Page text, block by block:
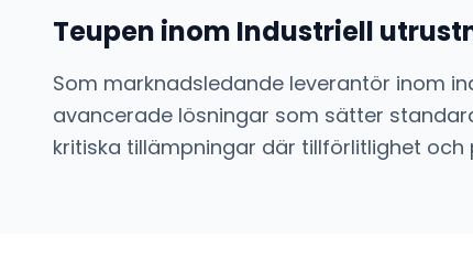
Teupen inom Industriell
Som marknadsledande leverantör inom
avancerade lösningar som sätter
kritiska tillämpningar där tillförlitlighet